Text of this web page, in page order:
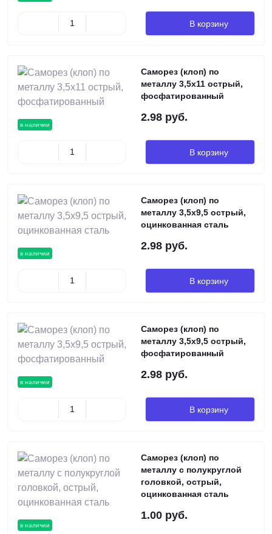
В корзину
в наличии
Саморез (клоп) по
металлу 3,5х11 острый,
фосфатированный
2.98 руб.
В корзину
в наличии
Саморез (клоп) по
металлу 3,5х9,5 острый,
оцинкованная сталь
2.98 руб.
В корзину
в наличии
Саморез (клоп) по
металлу 3,5х9,5 острый,
фосфатированный
2.98 руб.
В корзину
в наличии
Саморез (клоп) по
металлу с полукруглой
головкой, острый,
оцинкованная сталь
1.00 руб.